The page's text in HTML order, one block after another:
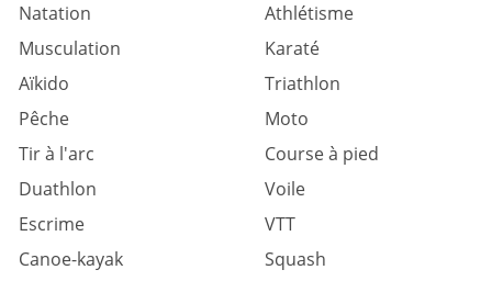
Natation
Athlétisme
Musculation
Karaté
Aïkido
Triathlon
Pêche
Moto
Tir à l'arc
Course à pied
Duathlon
Voile
Escrime
VTT
Canoe-kayak
Squash